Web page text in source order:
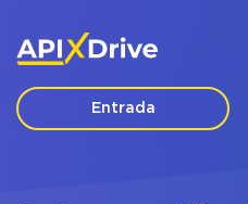
Entrada